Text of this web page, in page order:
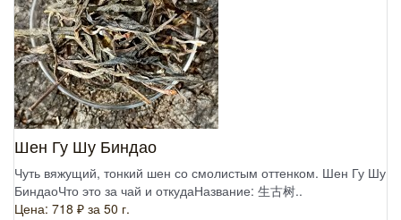
Шен Гу Шу Биндао
Чуть вяжущий, тонкий шен со смолистым оттенком. Шен Гу Шу
БиндаоЧто это за чай и откудаНазвание: 生古树..
Цена: 718 ₽ за 50 г.